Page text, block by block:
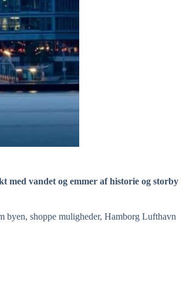
med vandet og emmer af historie og storby
byen, shoppe muligheder, Hamborg Lufthavn